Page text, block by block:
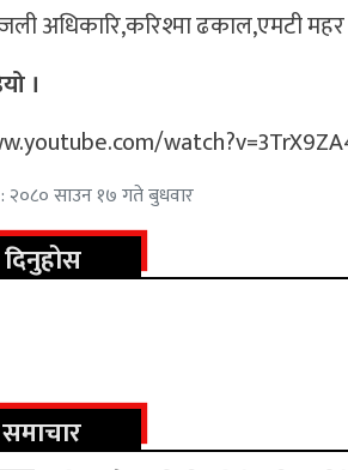
अधिकारि,करिश्मा ढकाल,एमटी
।
: २०८० साउन १७ गते बुधवार
दिनुहोस